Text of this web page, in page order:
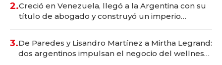
2.Creció en Venezuela, llegó a la Argentina con su
título de abogado y construyó un imperio
3.De Paredes y Lisandro Martínez a Mirtha Legrand:
dos argentinos impulsan el negocio del wellness